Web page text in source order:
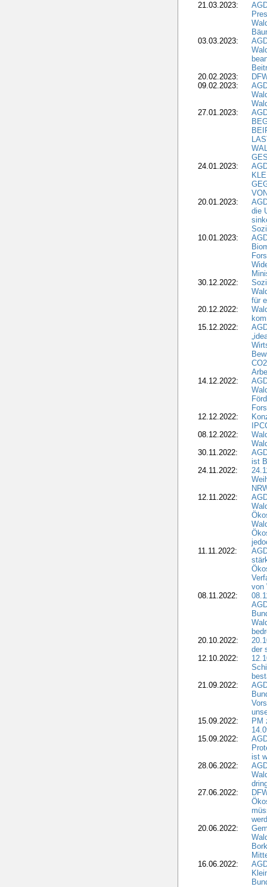
21.03.2023:
03.03.2023:
20.02.2023:
09.02.2023:
27.01.2023:
24.01.2023:
20.01.2023:
die
10.01.2023:
30.12.2022:
für
20.12.2022:
15.12.2022:
14.12.2022:
12.12.2022:
08.12.2022:
30.11.2022:
ist
24.11.2022:
12.11.2022:
11.11.2022:
von
08.11.2022:
20.10.2022:
der
12.10.2022:
21.09.2022:
15.09.2022:
PM
15.09.2022:
ist
28.06.2022:
27.06.2022:
20.06.2022:
16.06.2022: